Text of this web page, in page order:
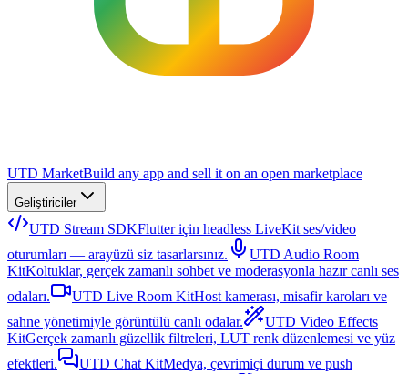
UTD MarketBuild any app and sell it on an open marketplace
Geliştiriciler
UTD Stream SDKFlutter için headless LiveKit ses/video
oturumları — arayüzü siz tasarlarsınız.
UTD Audio Room
KitKoltuklar, gerçek zamanlı sohbet ve moderasyonla hazır canlı ses
odaları.
UTD Live Room KitHost kamerası, misafir karoları ve
sahne yönetimiyle görüntülü canlı odalar.
UTD Video Effects
KitGerçek zamanlı güzellik filtreleri, LUT renk düzenlemesi ve yüz
efektleri.
UTD Chat KitMedya, çevrimiçi durum ve push